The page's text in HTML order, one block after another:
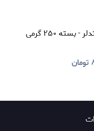
۲۵۰ گرمی
تومان